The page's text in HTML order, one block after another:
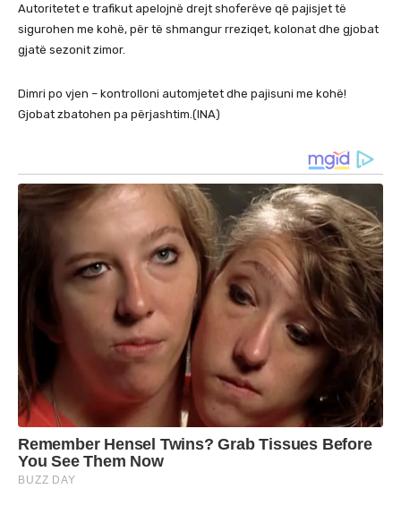
Autoritetet e trafikut apelojnë drejt shoferëve që pajisjet të
sigurohen me kohë, për të shmangur rreziqet, kolonat dhe gjobat
gjatë sezonit zimor.
Dimri po vjen – kontrolloni automjetet dhe pajisuni me kohë!
Gjobat zbatohen pa përjashtim.(INA)